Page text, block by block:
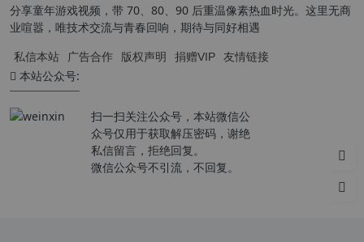
分享童年游戏视频，带 70、80、90 后重温像素热血时光。这里无商
业喧嚣，唯技术交流与青春回响，期待与同好相遇
私信本站 广告合作 版权声明 捐赠VIP 友情链接
本站公众号:
扫一扫关注公众号，本站微信公
众号仅用于获取解压密码，谢绝
私信留言，拒绝回复。
微信公众号不引流，不回复。